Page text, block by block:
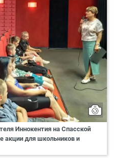
Иннокентия на Спасской
акции для школьников и